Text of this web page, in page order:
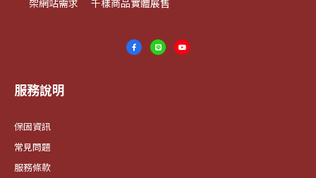
服務說明
保固資訊
常見問題
服務條款